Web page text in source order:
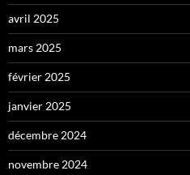
avril 2025
mars 2025
février 2025
janvier 2025
décembre 2024
novembre 2024